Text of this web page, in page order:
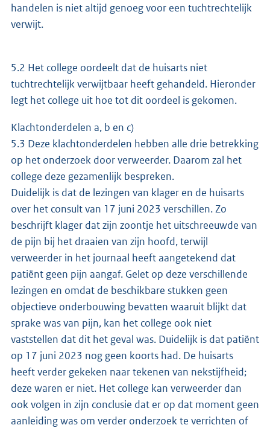
handelen is niet altijd genoeg voor een tuchtrechtelijk
verwijt.
5.2 Het college oordeelt dat de huisarts niet
tuchtrechtelijk verwijtbaar heeft gehandeld. Hieronder
legt het college uit hoe tot dit oordeel is gekomen.
Klachtonderdelen a, b en c)
5.3 Deze klachtonderdelen hebben alle drie betrekking
op het onderzoek door verweerder. Daarom zal het
college deze gezamenlijk bespreken.
Duidelijk is dat de lezingen van klager en de huisarts
over het consult van 17 juni 2023 verschillen. Zo
beschrijft klager dat zijn zoontje het uitschreeuwde van
de pijn bij het draaien van zijn hoofd, terwijl
verweerder in het journaal heeft aangetekend dat
patiënt geen pijn aangaf. Gelet op deze verschillende
lezingen en omdat de beschikbare stukken geen
objectieve onderbouwing bevatten waaruit blijkt dat
sprake was van pijn, kan het college ook niet
vaststellen dat dit het geval was. Duidelijk is dat patiënt
op 17 juni 2023 nog geen koorts had. De huisarts
heeft verder gekeken naar tekenen van nekstijfheid;
deze waren er niet. Het college kan verweerder dan
ook volgen in zijn conclusie dat er op dat moment geen
aanleiding was om verder onderzoek te verrichten of